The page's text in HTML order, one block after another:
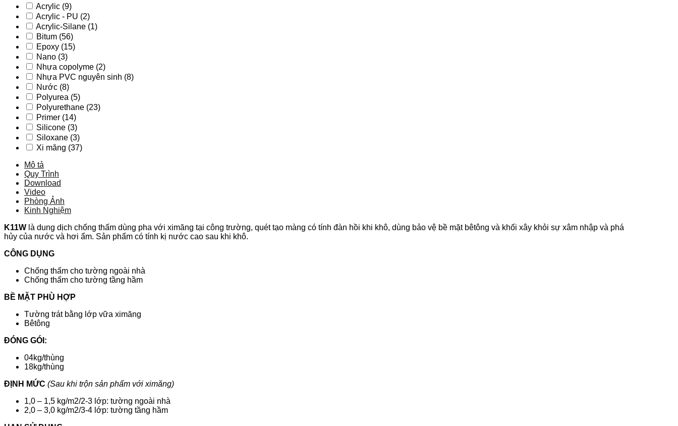
tường
K11W
số
lượng
Acrylic (9)
Acrylic - PU (2)
Acrylic-Silane (1)
Bitum (56)
Epoxy (15)
Nano (3)
Nhựa copolyme (2)
Nhựa PVC nguyên sinh (8)
Nước (8)
Polyurea (5)
Polyurethane (23)
Primer (14)
Silicone (3)
Siloxane (3)
Xi măng (37)
Mô tả
Quy Trình
Download
Video
Phòng Ảnh
Kinh Nghiệm
K11W là dung dịch chống thấm dùng pha với ximăng tại công trường, quét tạo màng có tính đàn hồi khi khô, dùng bảo vệ bề mặt bêtông và khối xây khỏi sự xâm nhập và phá
hủy của nước và hơi ẩm. Sản phẩm có tính kị nước cao sau khi khô.
CÔNG DỤNG
Chống thấm cho tường ngoài nhà
Chống thấm cho tường tầng hầm
BỀ MẶT PHÙ HỢP
Tường trát bằng lớp vữa ximăng
Bêtông
ĐÓNG GÓI:
04kg/thùng
18kg/thùng
ĐỊNH MỨC (Sau khi trộn sản phẩm với ximăng)
1,0 – 1,5 kg/m2/2-3 lớp: tường ngoài nhà
2,0 – 3,0 kg/m2/3-4 lớp: tường tầng hầm